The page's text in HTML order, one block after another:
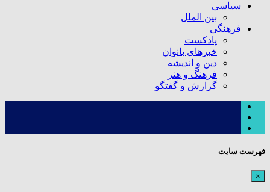
سیاسی
بین الملل
فرهنگی
پادکست
خبرهای بانوان
دین و اندیشه
فرهنگ و هنر
گزارش و گفتگو
فهرست سایت
×